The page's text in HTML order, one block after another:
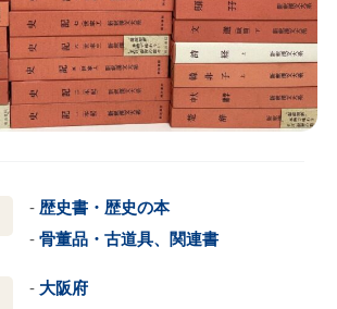
歴史書・歴史の本
骨董品・古道具、関連書
大阪府